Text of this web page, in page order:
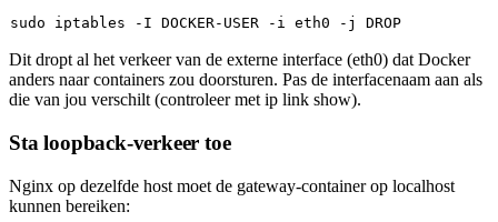
sudo
Dit dropt al het verkeer van de externe interface (eth0) dat Docker
anders naar containers zou doorsturen. Pas de interfacenaam aan als
die van jou verschilt (controleer met ip link show).
Sta loopback-verkeer toe
Nginx op dezelfde host moet de gateway-container op localhost
kunnen bereiken: